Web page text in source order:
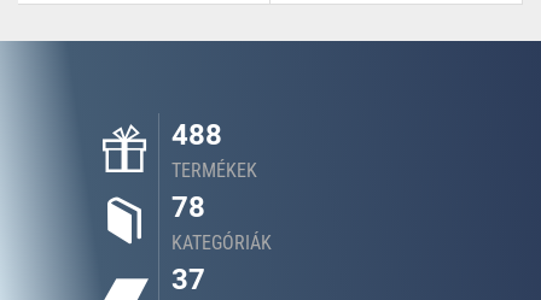
488
TERMÉKEK
78
KATEGÓRIÁK
37